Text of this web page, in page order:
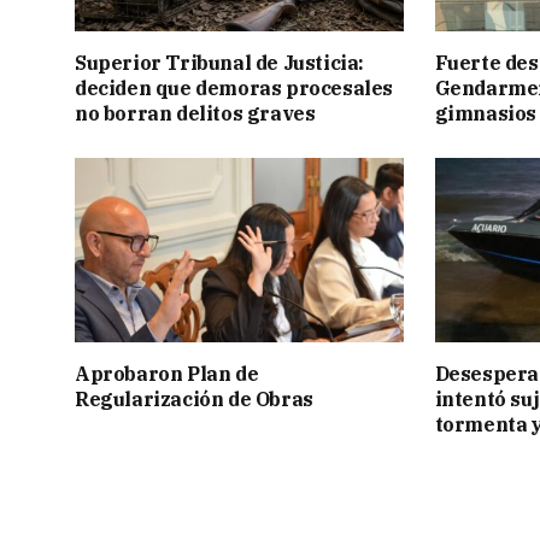
Superior Tribunal de Justicia:
deciden que demoras procesales
no borran delitos graves
Fuerte
Aprobaron Plan de
Regularización de Obras
intentó
tormenta